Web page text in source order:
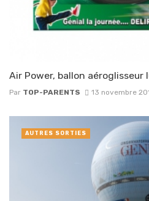
Air Power, ballon aéroglisseur
Par TOP-PARENTS 13 novembre
AUTRES SORTIES